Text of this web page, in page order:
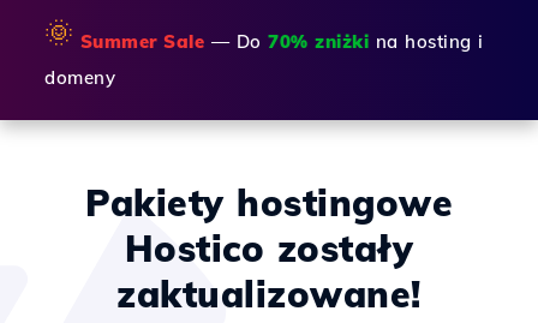
🌞 Summer Sale — Do 70% zniżki na hosting i
domeny
Pakiety hostingowe
Hostico zostały
zaktualizowane!